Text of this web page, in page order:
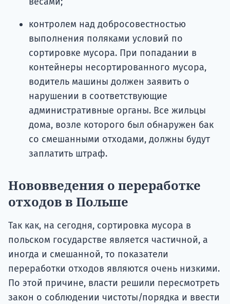
контролем над добросовестностью
выполнения поляками условий по
сортировке мусора. При попадании в
контейнеры несортированного мусора,
водитель машины должен заявить о
нарушении в соответствующие
административные органы. Все жильцы
дома, возле которого был обнаружен бак
со смешанными отходами, должны будут
заплатить штраф.
Нововведения о переработке
отходов в Польше
Так как, на сегодня, сортировка мусора в
польском государстве является частичной, а
иногда и смешанной, то показатели
переработки отходов являются очень низкими.
По этой причине, власти решили пересмотреть
закон о соблюдении чистоты/порядка и ввести